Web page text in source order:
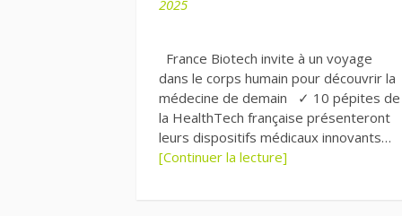
2025
France Biotech invite à un voyage
dans le corps humain pour découvrir la
médecine de demain ✓ 10 pépites de
la HealthTech française présenteront
leurs dispositifs médicaux innovants…
[Continuer la lecture]